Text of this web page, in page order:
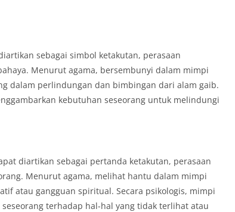
sebagai simbol ketakutan, perasaan
Menurut agama, bersembunyi dalam mimpi
dalam perlindungan dan bimbingan dari alam gaib.
kebutuhan seseorang untuk melindungi
diartikan sebagai pertanda ketakutan, perasaan
Menurut agama, melihat hantu dalam mimpi
atau gangguan spiritual. Secara psikologis, mimpi
terhadap hal-hal yang tidak terlihat atau